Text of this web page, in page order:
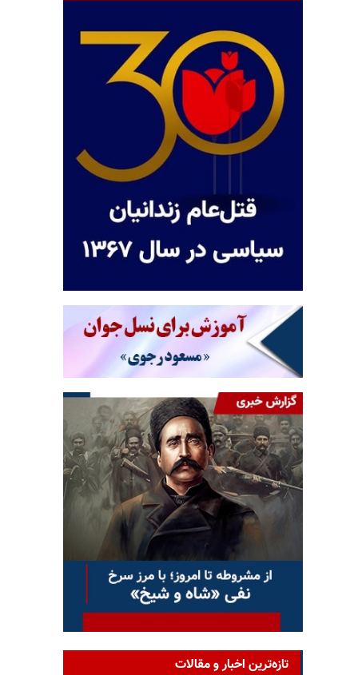
تازه‌ترین اخبار و مقالات